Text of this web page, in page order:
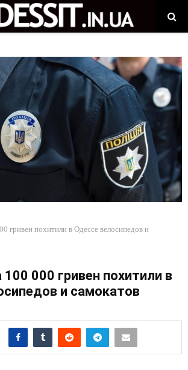
гривен похитили в Одессе велосипедов и
000 гривен похитили в
и самокатов